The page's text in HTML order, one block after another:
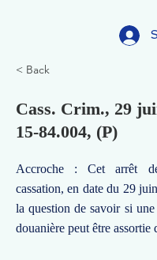
< Back
Cass. Crim., 29
15-84.004, (P)
Accroche : Cet arrêt
cassation, en date du 29
la question de savoir si
douanière peut être assortie